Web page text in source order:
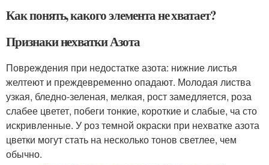
Как понять, какого элемента не хватает?
Признаки нехватки Азота
Повреждения при недостатке азота: нижние листья
желтеют и преждевременно опадают. Молодая листва
узкая, бледно-зеленая, мелкая, рост замедляется, роза
слабее цветет, побеги тонкие, короткие и слабые, ча сто
искривленные. У роз темной окраски при нехватке азота
цветки могут стать на несколько тонов светлее, чем
обычно.